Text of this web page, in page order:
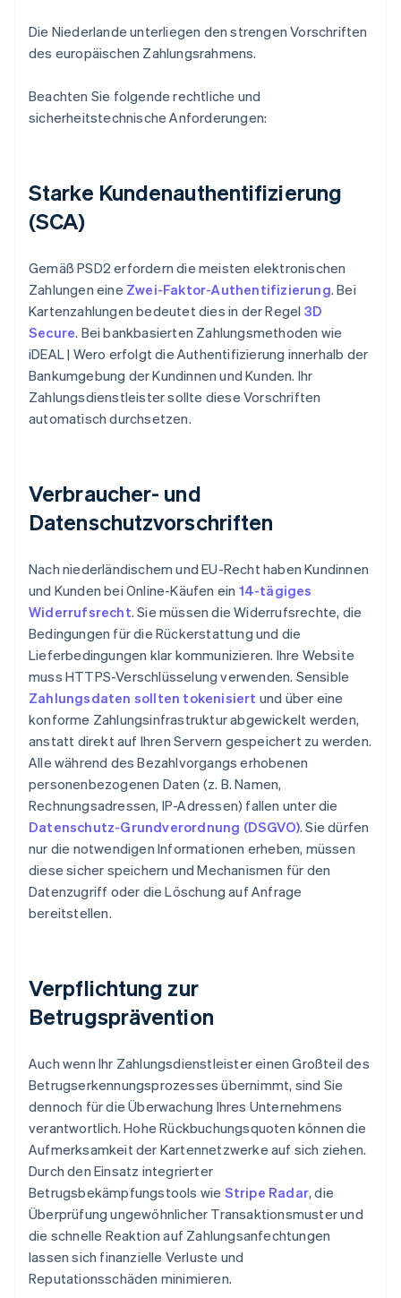
Die Niederlande unterliegen den strengen Vorschriften
des europäischen Zahlungsrahmens.
Beachten Sie folgende rechtliche und
sicherheitstechnische Anforderungen:
Starke Kundenauthentifizierung
(SCA)
Gemäß PSD2 erfordern die meisten elektronischen
Zahlungen eine Zwei-Faktor-Authentifizierung. Bei
Kartenzahlungen bedeutet dies in der Regel 3D
Secure. Bei bankbasierten Zahlungsmethoden wie
iDEAL | Wero erfolgt die Authentifizierung innerhalb der
Bankumgebung der Kundinnen und Kunden. Ihr
Zahlungsdienstleister sollte diese Vorschriften
automatisch durchsetzen.
Verbraucher- und
Datenschutzvorschriften
Nach niederländischem und EU-Recht haben Kundinnen
und Kunden bei Online-Käufen ein 14-tägiges
Widerrufsrecht. Sie müssen die Widerrufsrechte, die
Bedingungen für die Rückerstattung und die
Lieferbedingungen klar kommunizieren. Ihre Website
muss HTTPS-Verschlüsselung verwenden. Sensible
Zahlungsdaten sollten tokenisiert und über eine
konforme Zahlungsinfrastruktur abgewickelt werden,
anstatt direkt auf Ihren Servern gespeichert zu werden.
Alle während des Bezahlvorgangs erhobenen
personenbezogenen Daten (z. B. Namen,
Rechnungsadressen, IP-Adressen) fallen unter die
Datenschutz-Grundverordnung (DSGVO). Sie dürfen
nur die notwendigen Informationen erheben, müssen
diese sicher speichern und Mechanismen für den
Datenzugriff oder die Löschung auf Anfrage
bereitstellen.
Verpflichtung zur
Betrugsprävention
Auch wenn Ihr Zahlungsdienstleister einen Großteil des
Betrugserkennungsprozesses übernimmt, sind Sie
dennoch für die Überwachung Ihres Unternehmens
verantwortlich. Hohe Rückbuchungsquoten können die
Aufmerksamkeit der Kartennetzwerke auf sich ziehen.
Durch den Einsatz integrierter
Betrugsbekämpfungstools wie Stripe Radar, die
Überprüfung ungewöhnlicher Transaktionsmuster und
die schnelle Reaktion auf Zahlungsanfechtungen
lassen sich finanzielle Verluste und
Reputationsschäden minimieren.